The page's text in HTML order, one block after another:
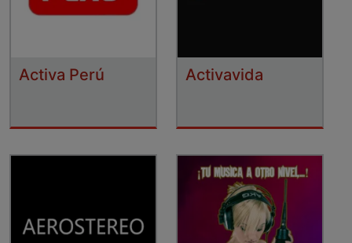
Activa Perú Activavida